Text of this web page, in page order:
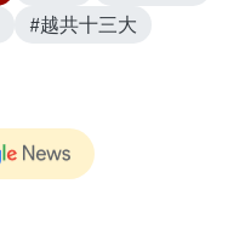
#越共十三大